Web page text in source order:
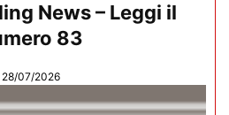
News – Leggi il
83
28/07/2026